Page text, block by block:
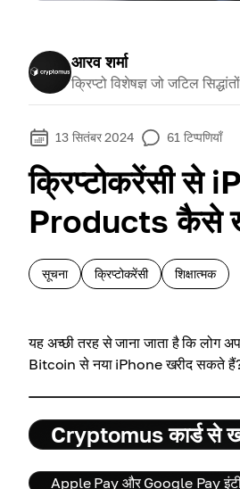
आरव शर्मा
क्रिप्टो विशेषज्ञ जो जटिल
13 सितंबर 2024 61 टिप्पणियाँ
क्रिप्टोकरेंसी
Products कैसे
सूचना क्रिप्टोकरेंसी शिक्षात्मक
यह अच्छी तरह से जाना जाता है कि लोग
Bitcoin से नया iPhone खरीद सकते
Cryptomus कार्ड से
Apple Pay और Google Pay